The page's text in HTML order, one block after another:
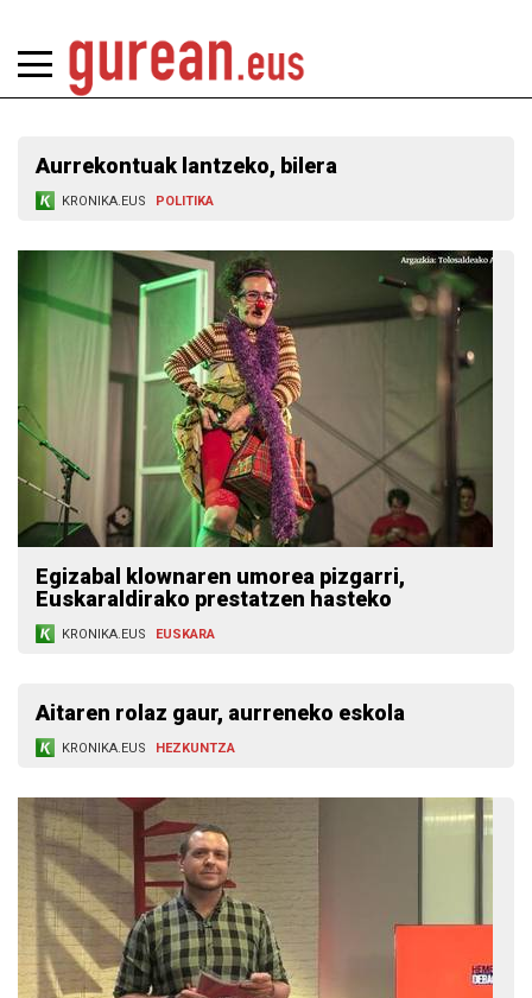
Aurrekontuak lantzeko, bilera
KRONIKA.EUS POLITIKA
Egizabal klownaren umorea pizgarri,
Euskaraldirako prestatzen hasteko
KRONIKA.EUS EUSKARA
Aitaren rolaz gaur, aurreneko eskola
KRONIKA.EUS HEZKUNTZA